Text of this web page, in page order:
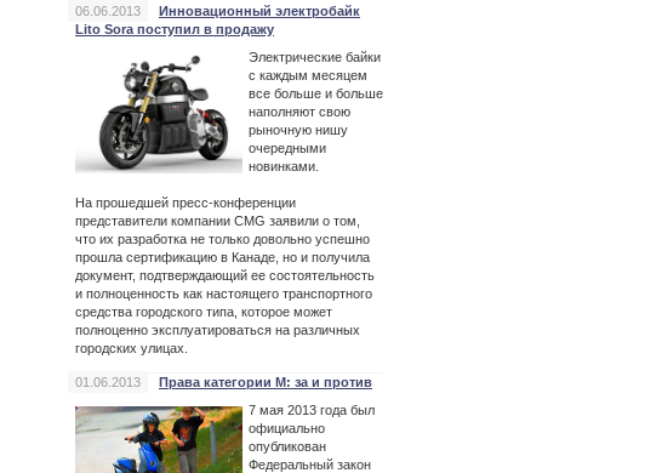
06.06.2013
Инновационный электробайк
Lito Sora поступил в продажу
Электрические байки
с каждым месяцем
все больше и больше
наполняют свою
рыночную нишу
очередными
новинками.
На прошедшей пресс-конференции
представители компании CMG заявили о том,
что их разработка не только довольно успешно
прошла сертификацию в Канаде, но и получила
документ, подтверждающий ее состоятельность
и полноценность как настоящего транспортного
средства городского типа, которое может
полноценно эксплуатироваться на различных
городских улицах.
01.06.2013
Права категории М: за и против
7 мая 2013 года был
официально
опубликован
Федеральный закон